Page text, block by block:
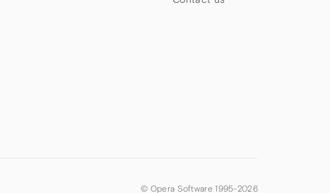
© Opera Software 1995-2026